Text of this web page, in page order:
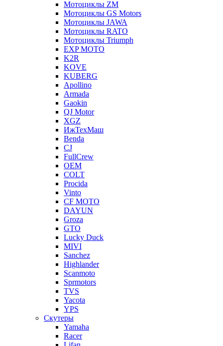
Мотоциклы ZM
Мотоциклы GS Motors
Мотоциклы JAWA
Мотоциклы RATO
Мотоциклы Triumph
EXP MOTO
K2R
KOVE
KUBERG
Apollino
Armada
Gaokin
QJ Motor
XGZ
ИжТехМаш
Benda
CJ
FullCrew
OEM
COLT
Procida
Vinto
CF MOTO
DAYUN
Groza
GTO
Lucky Duck
MIVI
Sanchez
Highlander
Scanmoto
Sprmotors
TVS
Yacota
YPS
Скутеры
Yamaha
Racer